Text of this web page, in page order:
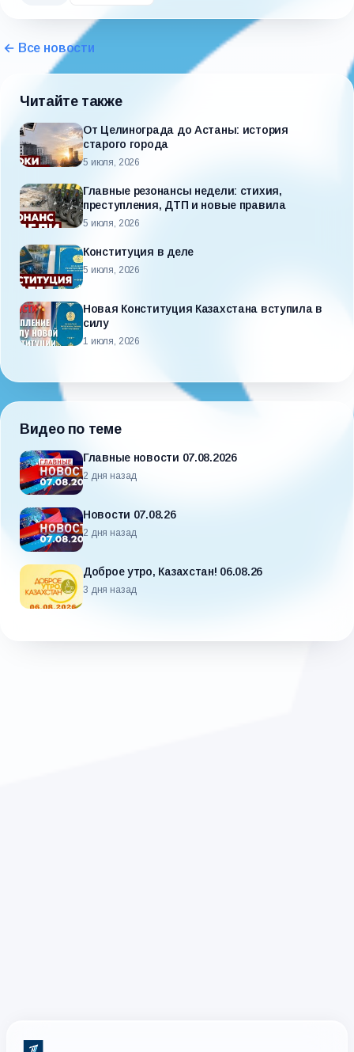
← Все новости
Читайте также
От Целинограда до Астаны: история
старого города
5 июля, 2026
Главные резонансы недели: стихия,
преступления, ДТП и новые правила
5 июля, 2026
Конституция в деле
5 июля, 2026
Новая Конституция Казахстана вступила в
силу
1 июля, 2026
Видео по теме
Главные новости 07.08.2026
2 дня назад
Новости 07.08.26
2 дня назад
Доброе утро, Казахстан! 06.08.26
3 дня назад